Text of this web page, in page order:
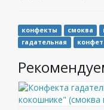
конфекты смоква
гадательная